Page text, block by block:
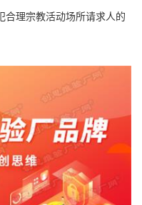
理宗教活动场所请求人的